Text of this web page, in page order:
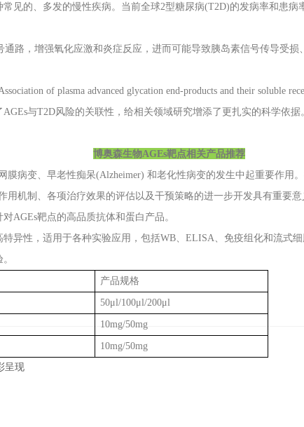
见的、多发的慢性疾病。当前全球2型糖尿病(T2D)的发病率和患
路，增强氧化应激和炎症反应，进而可能导致胰岛素信号传导受
of plasma advanced glycation end-products and their soluble
与T2D风险的关联性，给相关领域研究增添了更扎实的科学依据
博奥森生物AGEs靶点相关产品推荐
病变、早老性痴呆(Alzheimer) 和老化性病变的发生中起重要作用
机制、各项治疗效果的评估以及干预策略的进一步开发具有重要意
AGEs靶点的高品质抗体和蛋白产品。
异性，适用于各种实验应用，包括WB、ELISA、免疫组化和流式
产品规格
50μl/100μl/200μl
10mg/50mg
10mg/50mg
呈现